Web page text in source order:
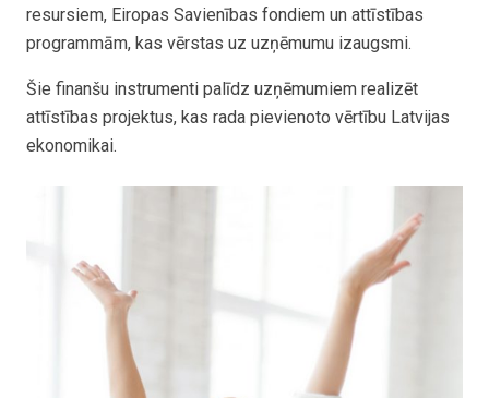
resursiem, Eiropas Savienības fondiem un attīstības
programmām, kas vērstas uz uzņēmumu izaugsmi.
Šie finanšu instrumenti palīdz uzņēmumiem realizēt
attīstības projektus, kas rada pievienoto vērtību Latvijas
ekonomikai.